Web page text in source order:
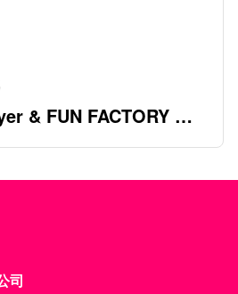
& FUN FACTORY 开
系双星
司